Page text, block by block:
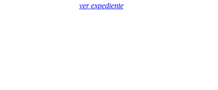
ver expediente